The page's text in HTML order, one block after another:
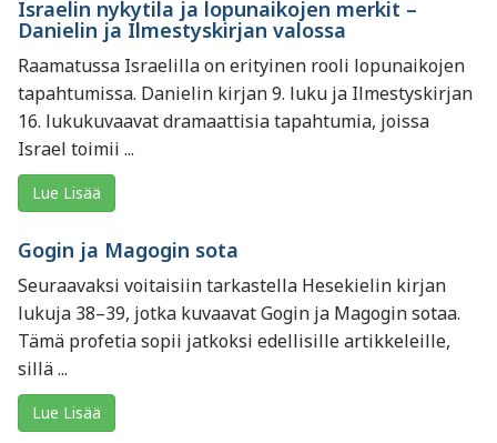
Israelin nykytila ja lopunaikojen merkit –
Danielin ja Ilmestyskirjan valossa
Raamatussa Israelilla on erityinen rooli lopunaikojen
tapahtumissa. Danielin kirjan 9. luku ja Ilmestyskirjan
16. lukukuvaavat dramaattisia tapahtumia, joissa
Israel toimii ...
Lue Lisää
Gogin ja Magogin sota
Seuraavaksi voitaisiin tarkastella Hesekielin kirjan
lukuja 38–39, jotka kuvaavat Gogin ja Magogin sotaa.
Tämä profetia sopii jatkoksi edellisille artikkeleille,
sillä ...
Lue Lisää